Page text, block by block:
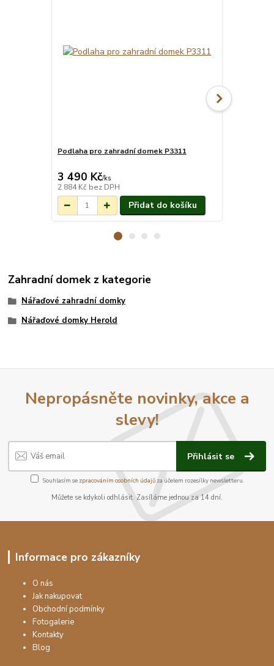
Podlaha pro zahradní domek P3311
3 490 Kč/ks
2 884 Kč bez DPH
Přidat do košíku
Zahradní domek z kategorie
Nářaďové zahradní domky
Nářaďové domky Herold
Nepropásněte novinky, akce a
slevy!
Přihlásit se
Souhlasím se zpracováním osobních údajůza účelem rozesílky newsletteru.
Můžete se kdykoli odhlásit. Zasíláme jednou za 14 dní.
Informace pro zákazníky
O nás
Jak nakupovat
Obchodní podmínky
Fotogalerie
Kontakty
Blog